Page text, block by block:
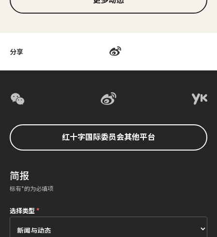
分享
红十字国际委员会其他平台
简报
标有*的为必填项
选择类型 *